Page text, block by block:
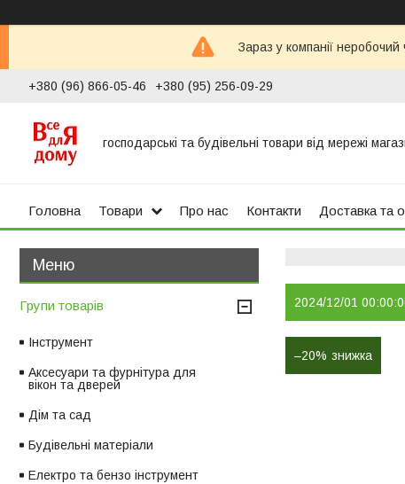
Зараз у компанії
+380 (96) 866-05-46 +380 (95) 256-09-29
господарські та будівельні товари від мережі
Головна Товари Про нас Контакти Доставка та
2024/12/01
–20%
Групи товарів
Інструмент
Аксесуари та фурнітура для
вікон та дверей
Дім та сад
Будівельні матеріали
Електро та бензо інструмент